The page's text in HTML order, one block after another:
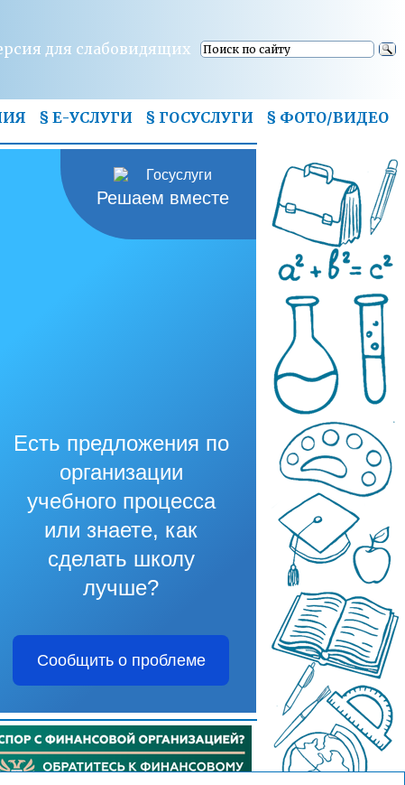
для слабовидящих
§ Е-УСЛУГИ § ГОСУСЛУГИ § ФОТО/ВИДЕО
Решаем вместе
Есть предложения по
организации
учебного процесса
или знаете, как
сделать школу
лучше?
Сообщить о проблеме